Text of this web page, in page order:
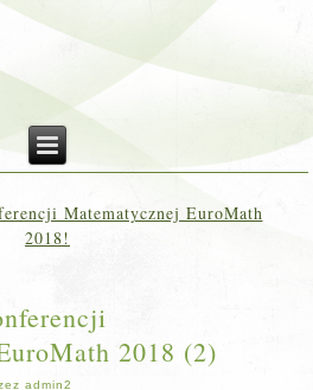
Matematycznej EuroMath
2018!
2018 (2)
admin2